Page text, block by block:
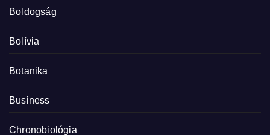
Boldogság
Bolívia
Botanika
Business
Chronobiológia